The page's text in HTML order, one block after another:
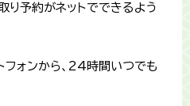
り予約がネットでできるよう
フォンから、24時間いつでも